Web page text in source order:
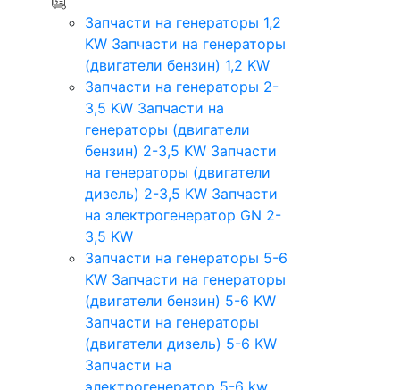
Запчасти на генераторы 1,2
KW Запчасти на генераторы
(двигатели бензин) 1,2 KW
Запчасти на генераторы 2-
3,5 KW Запчасти на
генераторы (двигатели
бензин) 2-3,5 KW Запчасти
на генераторы (двигатели
дизель) 2-3,5 KW Запчасти
на электрогенератор GN 2-
3,5 KW
Запчасти на генераторы 5-6
KW Запчасти на генераторы
(двигатели бензин) 5-6 KW
Запчасти на генераторы
(двигатели дизель) 5-6 KW
Запчасти на
электрогенератор 5-6 kw